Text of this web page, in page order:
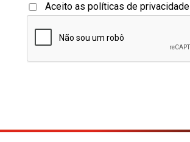
Aceito as políticas de privacidade